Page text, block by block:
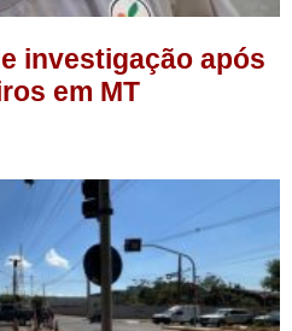
investigação após
em MT